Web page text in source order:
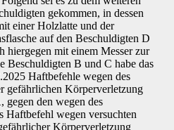
gekommen, in dessen
einer Holzlatte und der
auf den Beschuldigten D
hiergegen mit einem Messer zur
Beschuldigten B und C habe das
Haftbefehle wegen des
gefährlichen Körperverletzung
gegen den wegen des
Haftbefehl wegen versuchten
Körperverlet­zung